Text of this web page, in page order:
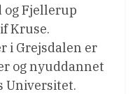
og Fjellerup
Kruse.
i Grejsdalen er
og nyuddannet
Universitet.